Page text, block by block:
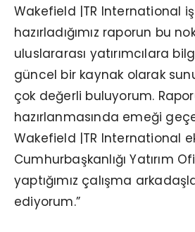
Wakefield |TR International
hazırladığımız raporun bu
uluslararası yatırımcılara
güncel bir kaynak olarak
çok değerli buluyorum.
hazırlanmasında emeği
Wakefield |TR International
Cumhurbaşkanlığı Yatırım
yaptığımız çalışma
ediyorum.”